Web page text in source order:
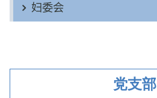
妇委会
党支部